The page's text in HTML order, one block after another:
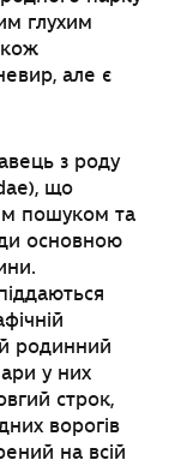
глухим
але є
з роду
що
пошуком та
основною
родинний
у них
строк,
ворогів
на всій